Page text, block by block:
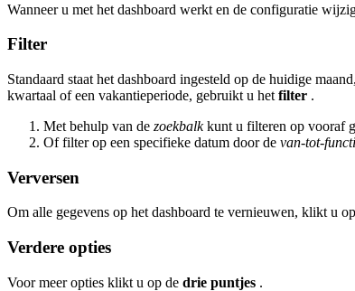
Wanneer u met het dashboard werkt en de configuratie
Filter
Standaard staat het dashboard ingesteld op de huidige
kwartaal of een vakantieperiode, gebruikt u het filter .
Met behulp van de zoekbalkkunt u filteren op vooraf
Of filter op een specifieke datum door de van-tot-
Verversen
Om alle gegevens op het dashboard te vernieuwen, klikt u
Verdere opties
Voor meer opties klikt u op de drie puntjes .